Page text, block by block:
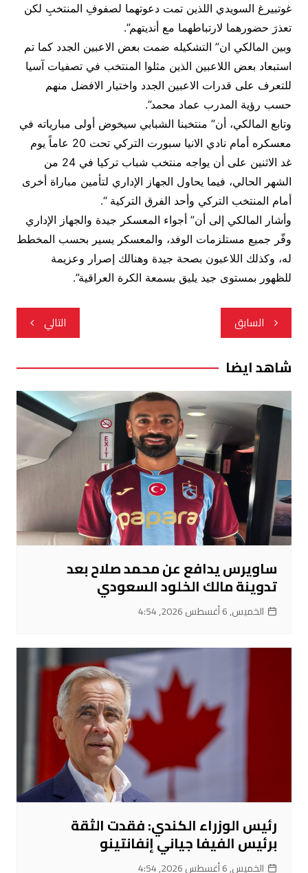
غوتبيرغ السويدي اللذين تمت دعوتهما لصفوفِ المنتخبِ لكن
تعذرَ حضورهما لارتباطهما مع أنديتهم”.
وبين المالكي ان” التشكيله ضمت بعض الاعبين الجدد كما تم
استبعاد بعض اللاعبين الذين مثلوا المنتخب في تصفيات آسيا
للتعرف على قدرات الاعبين الجدد واختيار الافضل منهم
حسب رؤية المدرب عماد محمد”.
وتابع المالكي، أن” منتخبنا الشبابي سيخوض أولى مبارياته في
معسكره أمام نادي الانيا سبورت التركي تحت 20 عاماً يوم
غد الاثنين على أن يواجه منتخب شباب تركيا في 24 من
الشهر الحالي، فيما يحاول الجهاز الإداري لتأمين مباراة أخرى
أمام المنتخب التركي وأحد الفرق التركية “.
وأشار المالكي إلى أن” أجواء المعسكر جيدة والجهاز الإداري
وفّر جميع مستلزمات الوفد، والمعسكر يسير بحسب المخطط
له، وكذلك اللاعبون بصحة جيدة وهنالك إصرار وعزيمة
للظهور بمستوى جيد يليق بسمعة الكرة العراقية”.
تصفّح
المقالات
السابق التالي
شاهد ايضا
ساويرس يدافع عن محمد صلاح بعد
تدوينة مالك الخلود السعودي
الخميس, 6 أغسطس 2026, 4:54
رئيس الوزراء الكندي: فقدت الثقة
برئيس الفيفا جياني إنفانتينو
الخميس, 6 أغسطس 2026, 4:54